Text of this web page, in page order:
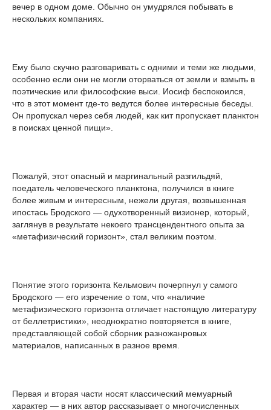
вечер в одном доме. Обычно он умудрялся побывать в
нескольких компаниях.
Ему было скучно разговаривать с одними и теми же людьми,
особенно если они не могли оторваться от земли и взмыть в
поэтические или философские выси. Иосиф беспокоился,
что в этот момент где-то ведутся более интересные беседы.
Он пропускал через себя людей, как кит пропускает планктон
в поисках ценной пищи».
Пожалуй, этот опасный и маргинальный разгильдяй,
поедатель человеческого планктона, получился в книге
более живым и интересным, нежели другая, возвышенная
ипостась Бродского — одухотворенный визионер, который,
заглянув в результате некоего трансцендентного опыта за
«метафизический горизонт», стал великим поэтом.
Понятие этого горизонта Кельмович почерпнул у самого
Бродского — его изречение о том, что «наличие
метафизического горизонта отличает настоящую литературу
от беллетристики», неоднократно повторяется в книге,
представляющей собой сборник разножанровых
материалов, написанных в разное время.
Первая и вторая части носят классический мемуарный
характер — в них автор рассказывает о многочисленных